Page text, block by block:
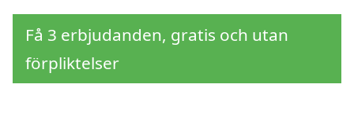
Få 3 erbjudanden, gratis och utan
förpliktelser